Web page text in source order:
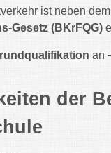
ist neben
Gesetz (BKrFQG)
an
der